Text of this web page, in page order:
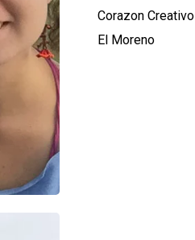
Corazon Creativo
El Moreno